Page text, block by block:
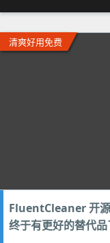
清爽好用免费
FluentCleaner 开源
终于有更好的替代品